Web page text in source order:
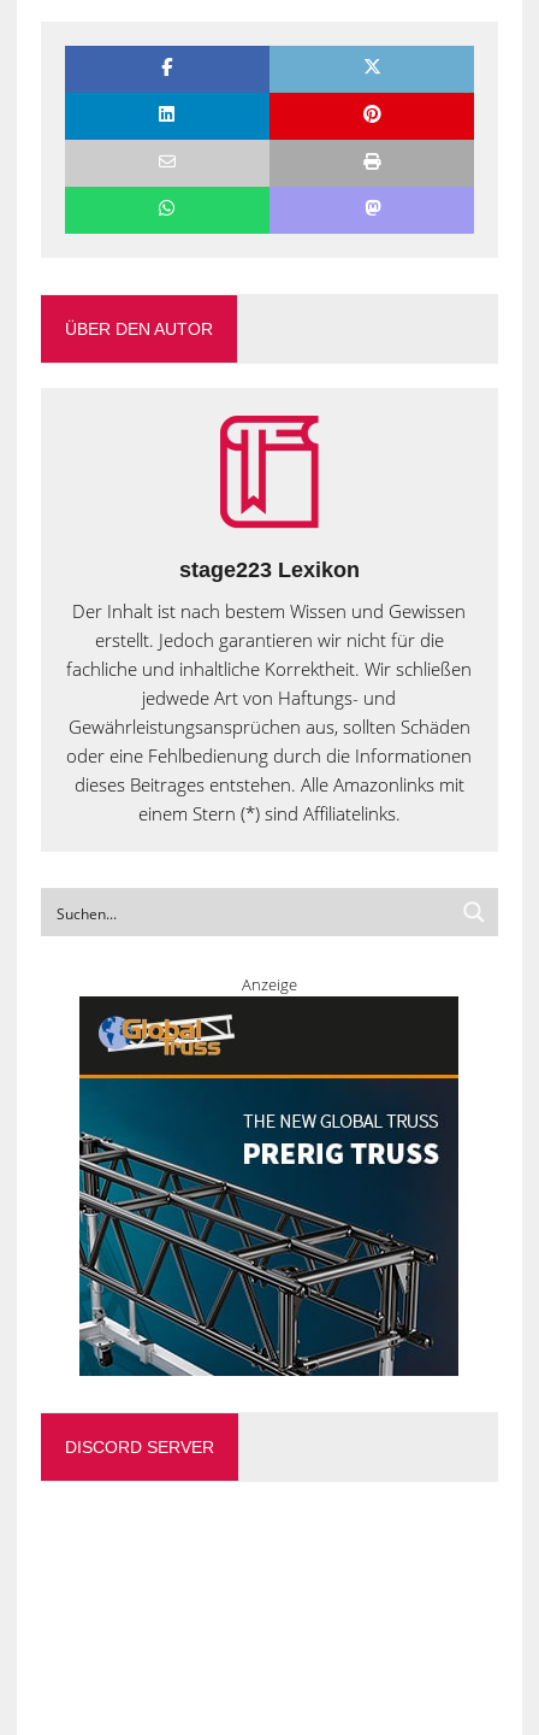
ÜBER DEN AUTOR
stage223 Lexikon
Der Inhalt ist nach bestem Wissen und Gewissen
erstellt. Jedoch garantieren wir nicht für die
fachliche und inhaltliche Korrektheit. Wir schließen
jedwede Art von Haftungs- und
Gewährleistungsansprüchen aus, sollten Schäden
oder eine Fehlbedienung durch die Informationen
dieses Beitrages entstehen. Alle Amazonlinks mit
einem Stern (*) sind Affiliatelinks.
Anzeige
DISCORD SERVER